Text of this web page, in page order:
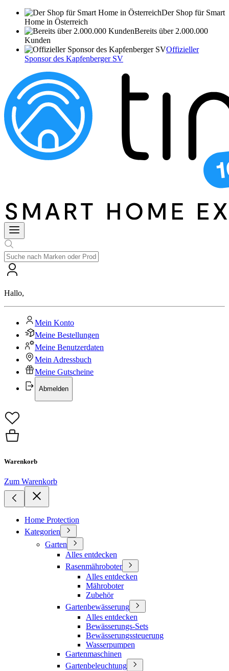
Der Shop für Smart
Home in Österreich
Bereits über 2.000.000
Kunden
Offizieller
Sponsor des Kapfenberger SV
Hallo,
Mein Konto
Meine Bestellungen
Meine Benutzerdaten
Mein Adressbuch
Meine Gutscheine
Abmelden
Warenkorb
Zum Warenkorb
Home Protection
Kategorien
Garten
Alles entdecken
Rasenmähroboter
Alles entdecken
Mähroboter
Zubehör
Gartenbewässerung
Alles entdecken
Bewässerungs-Sets
Bewässerungssteuerung
Wasserpumpen
Gartenmaschinen
Gartenbeleuchtung